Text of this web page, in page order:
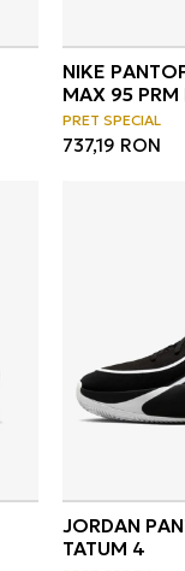
NIKE
MAX 95 PRM
PRET SPECIAL
737,19 RON
JORDAN
TATUM 4